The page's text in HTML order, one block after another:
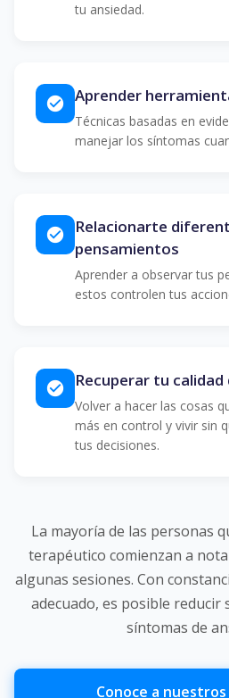
tu ansiedad.
check_circle Aprender
Técnicas basadas en
manejar los síntomas
check_circle
Relacionarte
pensamientos
Aprender a observar tus
estos controlen tus
check_circle Recuperar tu calidad
Volver a hacer las cosas
más en control y vivir sin
tus decisiones.
La mayoría de las personas
terapéutico comienzan a
algunas sesiones. Con
adecuado, es posible reducir
síntomas de
Conoce a